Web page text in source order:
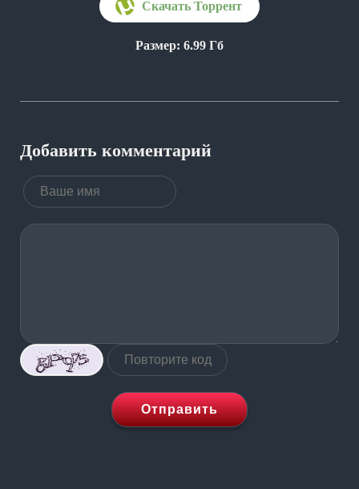
Размер: 6.99 Гб
Добавить комментарий
Отправить